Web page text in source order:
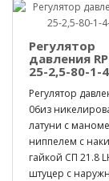
Регулятор
давления
25-2,5-80-1-
Регулятор
06из
латуни с
ниппелем с
гайкой СП 21.8
штуцер с